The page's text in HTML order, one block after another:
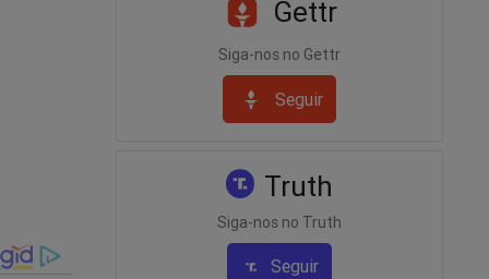
nele
vez,
Gettr
Siga-nos no Gettr
Seguir
Truth
Siga-nos no Truth
Seguir